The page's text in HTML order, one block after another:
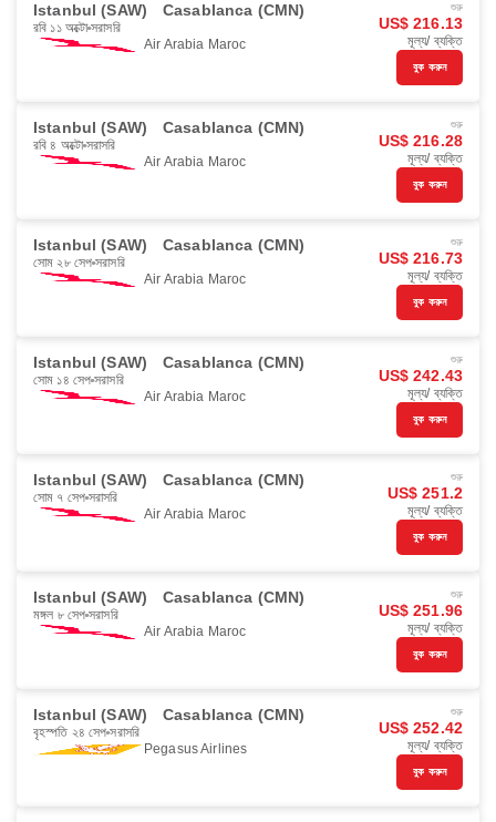
Istanbul (SAW) Casablanca (CMN)
রবি ১১ অক্টো সরাসরি
Air Arabia Maroc
শুরু
US$ 216.13
মূল্য/ ব্যক্তি
বুক করুন
Istanbul (SAW) Casablanca (CMN)
রবি ৪ অক্টো সরাসরি
Air Arabia Maroc
শুরু
US$ 216.28
মূল্য/ ব্যক্তি
বুক করুন
Istanbul (SAW) Casablanca (CMN)
সোম ২৮ সেপ সরাসরি
Air Arabia Maroc
শুরু
US$ 216.73
মূল্য/ ব্যক্তি
বুক করুন
Istanbul (SAW) Casablanca (CMN)
সোম ১৪ সেপ সরাসরি
Air Arabia Maroc
শুরু
US$ 242.43
মূল্য/ ব্যক্তি
বুক করুন
Istanbul (SAW) Casablanca (CMN)
সোম ৭ সেপ সরাসরি
Air Arabia Maroc
শুরু
US$ 251.2
মূল্য/ ব্যক্তি
বুক করুন
Istanbul (SAW) Casablanca (CMN)
মঙ্গল ৮ সেপ সরাসরি
Air Arabia Maroc
শুরু
US$ 251.96
মূল্য/ ব্যক্তি
বুক করুন
Istanbul (SAW) Casablanca (CMN)
বৃহস্পতি ২৪ সেপ সরাসরি
Pegasus Airlines
শুরু
US$ 252.42
মূল্য/ ব্যক্তি
বুক করুন